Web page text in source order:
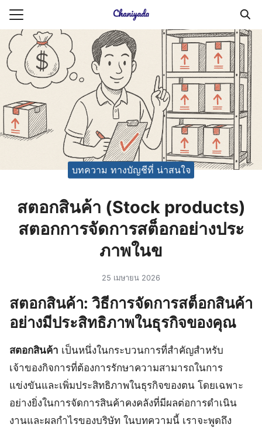
Skip
content
ยความเป็นส่วนตัว
ญชี (Accounting service)
ญชี (Accounting
Search
for:
บทความ ทางบัญชีที่ น่าสนใจ
สตอกสินค้า (Stock products)
สตอกการจัดการสต็อกอย่างประ
ภาพในข
25 เมษายน 2026
สตอกสินค้า: วิธีการจัดการสต็อกสินค้า
อย่างมีประสิทธิภาพในธุรกิจของคุณ
สตอกสินค้า เป็นหนึ่งในกระบวนการที่สำคัญสำหรับ
เจ้าของกิจการที่ต้องการรักษาความสามารถในการ
แข่งขันและเพิ่มประสิทธิภาพในธุรกิจของตน โดยเฉพาะ
อย่างยิ่งในการจัดการสินค้าคงคลังที่มีผลต่อการดำเนิน
งานและผลกำไรของบริษัท ในบทความนี้ เราจะพูดถึง